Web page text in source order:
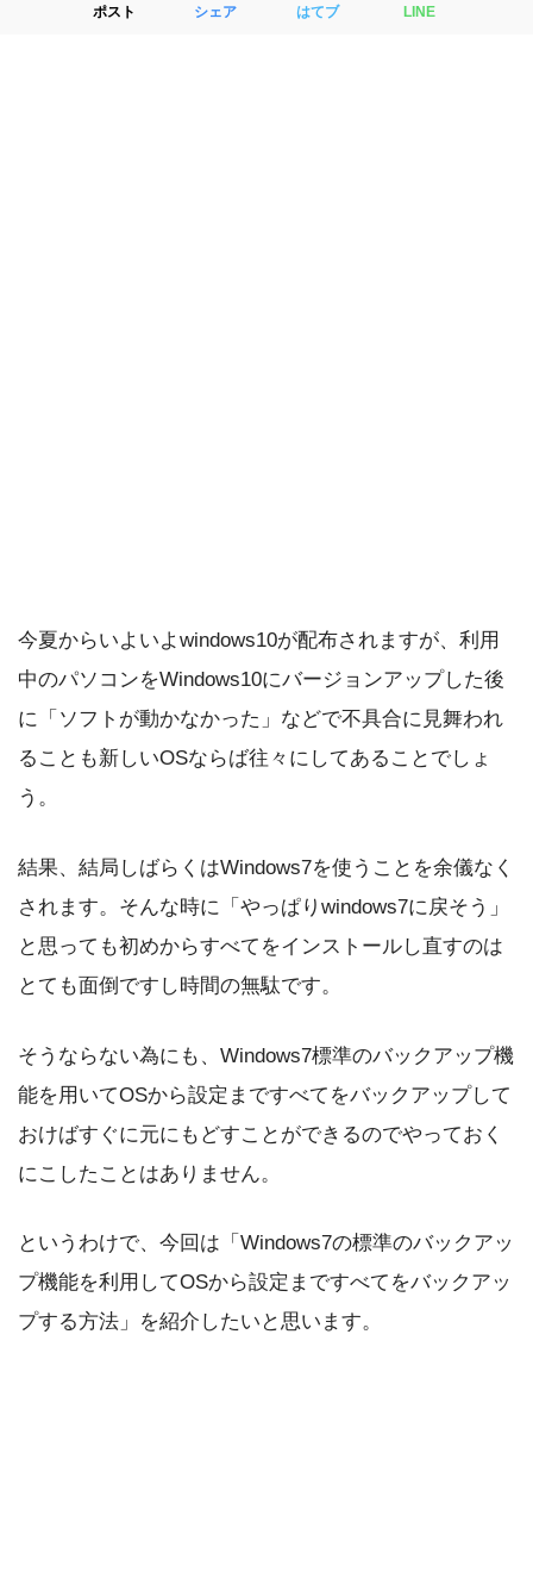
ポスト シェア はてブ LINE
今夏からいよいよwindows10が配布されますが、利用
中のパソコンをWindows10にバージョンアップした後
に「ソフトが動かなかった」などで不具合に見舞われ
ることも新しいOSならば往々にしてあることでしょ
う。
結果、結局しばらくはWindows7を使うことを余儀なく
されます。そんな時に「やっぱりwindows7に戻そう」
と思っても初めからすべてをインストールし直すのは
とても面倒ですし時間の無駄です。
そうならない為にも、Windows7標準のバックアップ機
能を用いてOSから設定まですべてをバックアップして
おけばすぐに元にもどすことができるのでやっておく
にこしたことはありません。
というわけで、今回は「Windows7の標準のバックアッ
プ機能を利用してOSから設定まですべてをバックアッ
プする方法」を紹介したいと思います。